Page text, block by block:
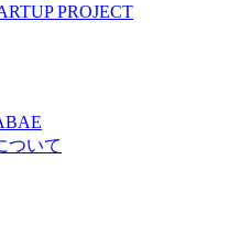
PROJECT
ついて